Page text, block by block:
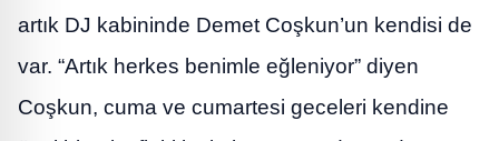
artık DJ kabininde Demet Coşkun’un kendisi de
var. “Artık herkes benimle eğleniyor” diyen
Coşkun, cuma ve cumartesi geceleri kendine